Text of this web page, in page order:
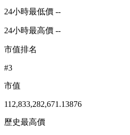
24小時最低價 --
24小時最高價 --
市值排名
#3
市值
112,833,282,671.13876
歷史最高價